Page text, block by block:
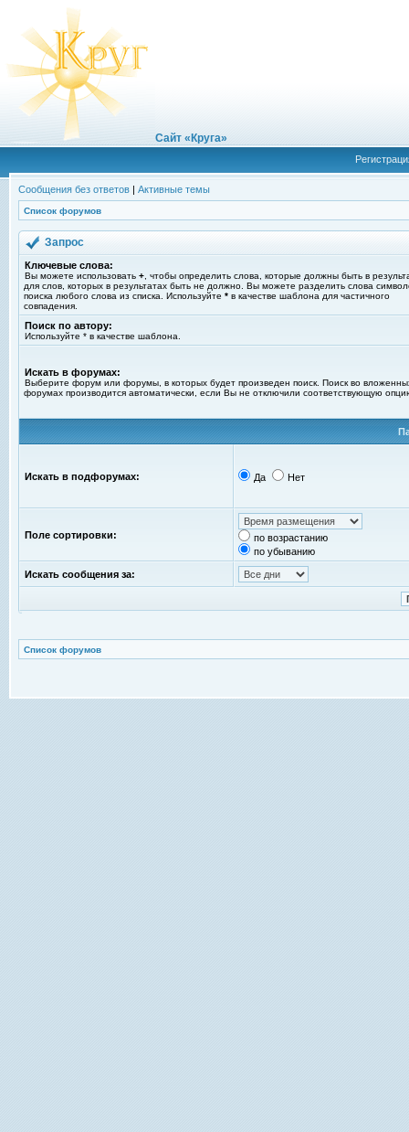
Сайт «Круга»
Сообщения без ответов | Активные темы
Список форумов
Запрос
Ключевые слова:
Вы можете использовать + , чтобы определить слова, которые должны быть в
для слов, которых в результатах быть не должно. Вы можете разделить слова
поиска любого слова из списка. Используйте * в качестве шаблона для частичного
совпадения.
Поиск по автору:
Используйте * в качестве шаблона.
Искать в форумах:
Выберите форум или форумы, в которых будет произведен поиск. Поиск во
форумах производится автоматически, если Вы не отключили соответствующую
Искать в подфорумах: Да Нет
Поле сортировки:
по возрастанию
по убыванию
Искать сообщения за:
Список форумов